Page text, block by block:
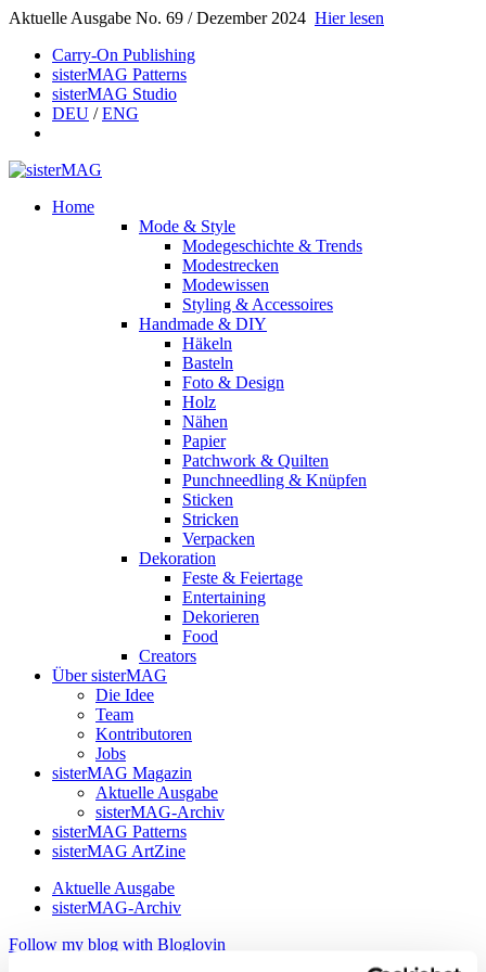
Aktuelle Ausgabe No. 69 / Dezember 2024 Hier lesen
Carry-On Publishing
sisterMAG Patterns
sisterMAG Studio
DEU /ENG
Home
Mode & Style
Modegeschichte & Trends
Modestrecken
Modewissen
Styling & Accessoires
Handmade & DIY
Häkeln
Basteln
Foto & Design
Holz
Nähen
Papier
Patchwork & Quilten
Punchneedling & Knüpfen
Sticken
Stricken
Verpacken
Dekoration
Feste & Feiertage
Entertaining
Dekorieren
Food
Creators
Über sisterMAG
Die Idee
Team
Kontributoren
Jobs
sisterMAG Magazin
Aktuelle Ausgabe
sisterMAG-Archiv
sisterMAG Patterns
sisterMAG ArtZine
Aktuelle Ausgabe
sisterMAG-Archiv
Follow my blog with Bloglovin